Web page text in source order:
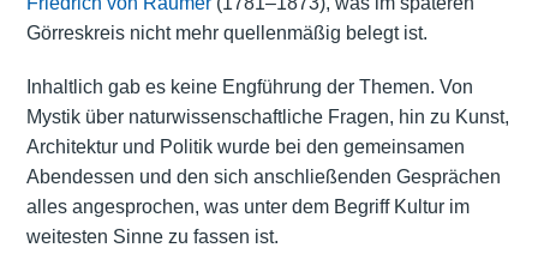
Görreskreis nicht mehr quellenmäßig belegt ist.
Inhaltlich gab es keine Engführung der Themen. Von
Mystik über naturwissenschaftliche Fragen, hin zu Kunst,
Architektur und Politik wurde bei den gemeinsamen
Abendessen und den sich anschließenden Gesprächen
alles angesprochen, was unter dem Begriff Kultur im
weitesten Sinne zu fassen ist.